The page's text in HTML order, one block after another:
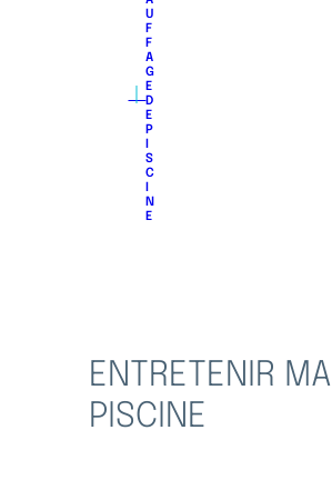
｜
U
F
F
A
G
E
D
E
P
S
C
N
E
ENTRETENIR MA
PISCINE